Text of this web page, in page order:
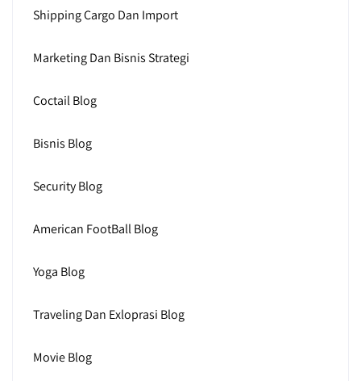
Shipping Cargo Dan Import
Marketing Dan Bisnis Strategi
Coctail Blog
Bisnis Blog
Security Blog
American FootBall Blog
Yoga Blog
Traveling Dan Exloprasi Blog
Movie Blog